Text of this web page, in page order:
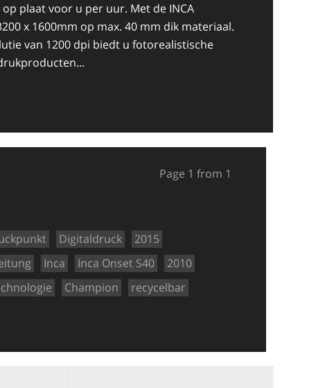
plaat voor u per uur. Met de INCA
x 1600mm op max. 40 mm dik materiaal.
van 1200 dpi biedt u fotorealistische
Page 1 from 1
Digitaldruck
2015
Inca Inca Onset S40
2010
Champion
recycelbar